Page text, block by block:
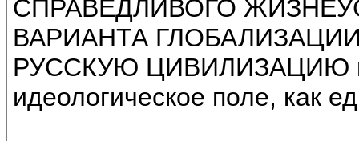
СПРАВЕДЛИВОГО
ВАРИАНТА ГЛОБАЛИЗАЦИИ.
РУССКУЮ ЦИВИЛИЗАЦИЮ в
идеологическое поле, как